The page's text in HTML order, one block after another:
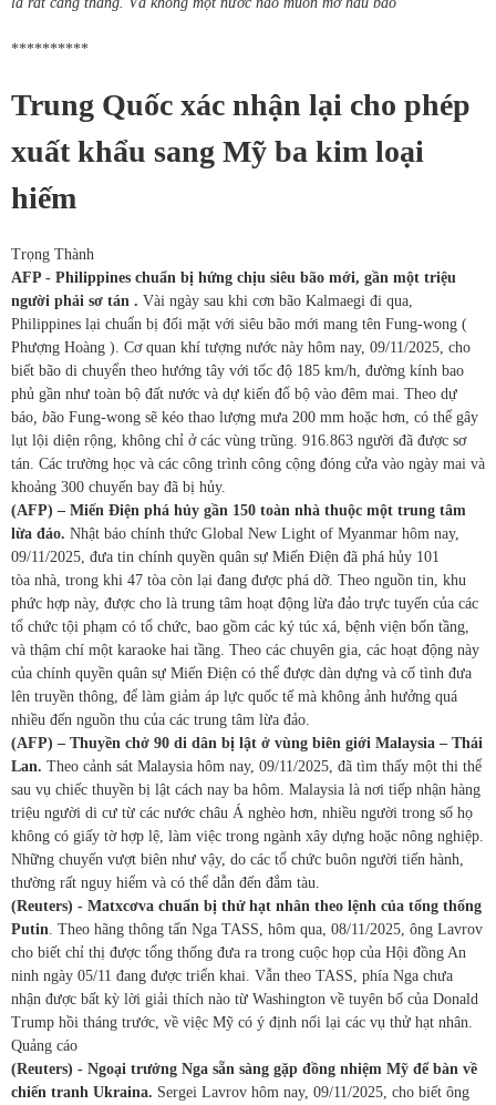
**********
Trung Quốc xác nhận lại cho phép
xuất khẩu sang Mỹ ba kim loại
hiếm
Trọng Thành
AFP - Philippines chuẩn bị hứng chịu siêu bão mới, gần một triệu
người phải sơ tán . Vài ngày sau khi cơn bão Kalmaegi đi qua,
Philippines lại chuẩn bị đối mặt với siêu bão mới mang tên Fung-wong (
Phượng Hoàng ). Cơ quan khí tượng nước này hôm nay, 09/11/2025, cho
biết bão di chuyển theo hướng tây với tốc độ 185 km/h, đường kính bao
phủ gần như toàn bộ đất nước và dự kiến đổ bộ vào đêm mai. Theo dự
báo , bão Fung-wong sẽ kéo thao lượng mưa 200 mm hoặc hơn, có thể gây
lụt lội diện rộng, không chỉ ở các vùng trũng. 916.863 người đã được sơ
tán. Các trường học và các công trình công cộng đóng cửa vào ngày mai và
khoảng 300 chuyến bay đã bị hủy.
(AFP) – Miến Điện phá hủy gần 150 toàn nhà thuộc một trung tâm
lừa đảo. Nhật báo chính thức Global New Light of Myanmar hôm nay,
09/11/2025, đưa tin chính quyền quân sự Miến Điện đã phá hủy 101
tòa nhà, trong khi 47 tòa còn lại đang được phá dỡ. Theo nguồn tin, khu
phức hợp này, được cho là trung tâm hoạt động lừa đảo trực tuyến của các
tổ chức tội phạm có tổ chức, bao gồm các ký túc xá, bệnh viện bốn tầng,
và thậm chí một karaoke hai tầng. Theo các chuyên gia, các hoạt động này
của chính quyền quân sự Miến Điện có thể được dàn dựng và cố tình đưa
lên truyền thông, để làm giảm áp lực quốc tế mà không ảnh hưởng quá
nhiều đến nguồn thu của các trung tâm lừa đảo.
(AFP) – Thuyền chở 90 di dân bị lật ở vùng biên giới Malaysia – Thái
Lan. Theo cảnh sát Malaysia hôm nay, 09/11/2025, đã tìm thấy một thi thể
sau vụ chiếc thuyền bị lật cách nay ba hôm. Malaysia là nơi tiếp nhận hàng
triệu người di cư từ các nước châu Á nghèo hơn, nhiều người trong số họ
không có giấy tờ hợp lệ, làm việc trong ngành xây dựng hoặc nông nghiệp.
Những chuyến vượt biên như vậy, do các tổ chức buôn người tiến hành,
thường rất nguy hiểm và có thể dẫn đến đắm tàu.
(Reuters) - Matxcơva chuẩn bị thử hạt nhân theo lệnh của tổng thống
Putin . Theo hãng thông tấn Nga TASS, hôm qua, 08/11/2025, ông Lavrov
cho biết chỉ thị được tổng thống đưa ra trong cuộc họp của Hội đồng An
ninh ngày 05/11 đang được triển khai. Vẫn theo TASS, phía Nga chưa
nhận được bất kỳ lời giải thích nào từ Washington về tuyên bố của Donald
Trump hồi tháng trước, về việc Mỹ có ý định nối lại các vụ thử hạt nhân.
Quảng cáo
(Reuters) - Ngoại trưởng Nga sẵn sàng gặp đồng nhiệm Mỹ để bàn về
chiến tranh Ukraina. Sergei Lavrov hôm nay, 09/11/2025, cho biết ông